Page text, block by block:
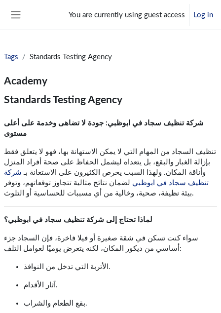
You are currently using guest access Log in
Tags Standards Testing Agency
Academy
Standards Testing Agency
شركة تنظيف سجاد في ابوظبي: جودة لا تضاهى وخدمة على أعلى
مستوى
تنظيف السجاد من المهام التي لا يمكن الاستهانة بها، فهو لا يتعلق فقط
بإزالة الغبار والبقع، بل يتعداه ليشمل الحفاظ على صحة أفراد المنزل
وأناقة المكان. ولهذا السبب يحرص الكثيرون على الاستعانة بـ شركة
تنظيف سجاد في ابوظبي لضمان نتائج مثالية تتجاوز توقعاتهم، وتوفر
بيئة نظيفة، صحية، وخالية من أي مسببات للحساسية أو التلوث.
لماذا تحتاج إلى شركة تنظيف سجاد في ابوظبي؟
سواء كنت تسكن في شقة صغيرة أو فيلا فاخرة، فإن السجاد جزء
أساسي من ديكور المكان، لكنه يتعرض يوميًا لعوامل التلف:
الأتربة التي تدخل من النوافذ.
آثار الأقدام.
بقع الطعام والشراب.